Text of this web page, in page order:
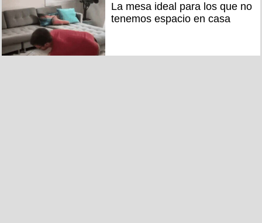
La mesa ideal para los que no
tenemos espacio en casa